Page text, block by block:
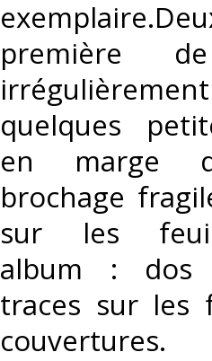
première
quelques
en marge
brochage
sur les
album : dos
traces sur les
couvertures.‎